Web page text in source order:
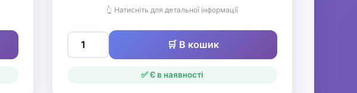
👆 Натисніть для детальної інформації
🛒 В кошик
✅ Є в наявності